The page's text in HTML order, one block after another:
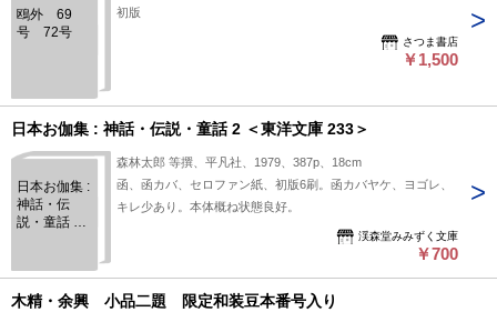
鴎外 69
号 72号
初版
さつま書店
￥1,500
日本お伽集 : 神話・伝説・童話 2 ＜東洋文庫 233＞
日本お伽集 :
神話・伝
説・童話 2
森林太郎 等撰、平凡社、1979、387p、18cm
函、函カバ、セロファン紙、初版6刷。函カバヤケ、ヨゴレ、
キレ少あり。本体概ね状態良好。
渓森堂みみずく文庫
￥700
木精・余興 小品二題 限定和装豆本番号入り